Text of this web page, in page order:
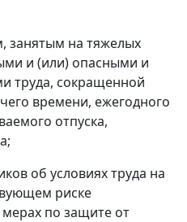
занятым на тяжелых
и (или) опасными и
труда, сокращенной
времени, ежегодного
отпуска,
об условиях труда на
риске
по защите от